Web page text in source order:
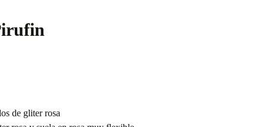
de gliter rosa